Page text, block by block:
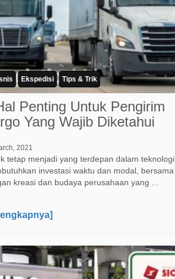
Ekspedisi Tips & Trik
Penting Untuk Pengirim
Yang Wajib Diketahui
2021
tetap menjadi yang terdepan dalam teknologi
investasi waktu dan modal, bersama
kreasi dan budaya perusahaan yang ...